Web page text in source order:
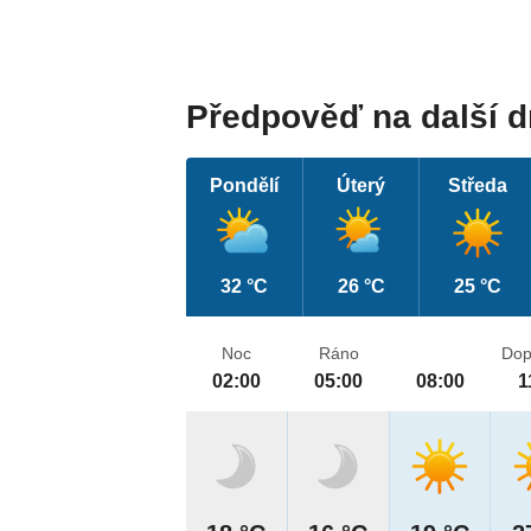
Předpověď na další
Pondělí
32 °C
Úterý
26 °C
Středa
25 °C
Noc
02:00
Ráno
05:00 08:00